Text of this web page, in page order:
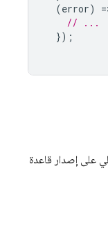
(error) =
// ...
});
على إصدار قاعدة